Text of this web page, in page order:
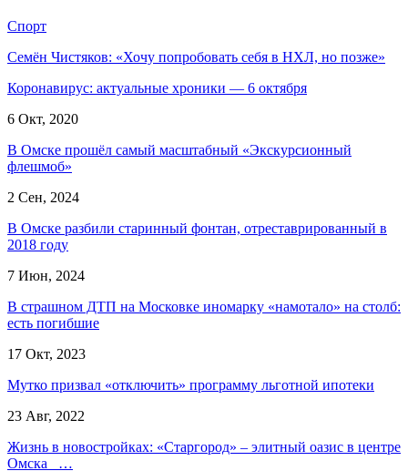
Спорт
Семён Чистяков: «Хочу попробовать себя в НХЛ, но позже»
Коронавирус: актуальные хроники — 6 октября
6 Окт, 2020
В Омске прошёл самый масштабный «Экскурсионный
флешмоб»
2 Сен, 2024
В Омске разбили старинный фонтан, отреставрированный в
2018 году
7 Июн, 2024
В страшном ДТП на Московке иномарку «намотало» на столб:
есть погибшие
17 Окт, 2023
Мутко призвал «отключить» программу льготной ипотеки
23 Авг, 2022
Жизнь в новостройках: «Старгород» – элитный оазис в центре
Омска …